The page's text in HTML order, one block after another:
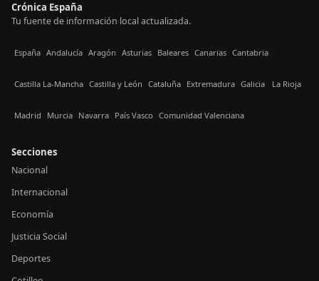
Crónica España
Tu fuente de información local actualizada.
España Andalucía Aragón Asturias Baleares Canarias Cantabria
Castilla La-Mancha Castilla y León Cataluña Extremadura Galicia La Rioja
Madrid Murcia Navarra País Vasco Comunidad Valenciana
Secciones
Nacional
Internacional
Economía
Justicia Social
Deportes